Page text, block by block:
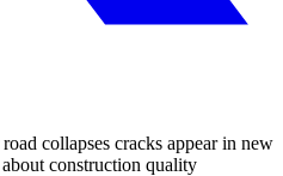
collapses cracks appear in new
construction quality